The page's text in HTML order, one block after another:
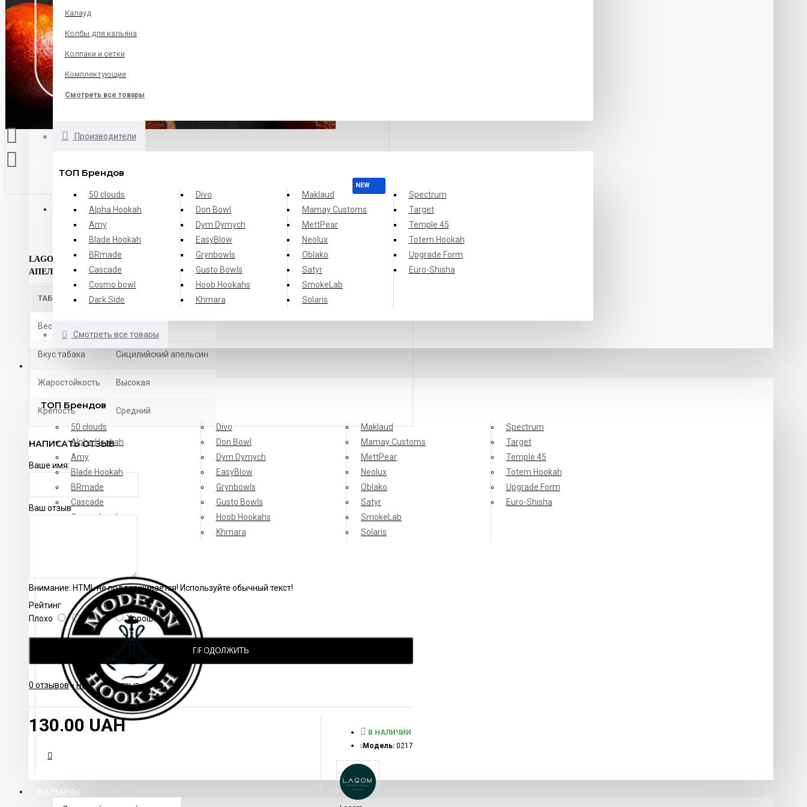
Калауд
Колбы для кальяна
Колпаки и сетки
Комплектующие
Смотреть все товары
Производители
ТОП Брендов
50 clouds
Alpha Hookah
Amy
Blade Hookah
BRmade
Cascade
Cosmo bowl
Dark Side
Divo
Don Bowl
Dym Dymych
EasyBlow
Grynbowls
Gusto Bowls
Hoob Hookahs
Khmara
Maklaud
Mamay Customs
MettPear
Neolux
Oblako
Satyr
SmokeLab
Solaris
Spectrum
Target
Temple 45
Totem Hookah
Upgrade Form
Еuro-Shisha
Смотреть все товары
ТОП Брендов
50 clouds
Alpha Hookah
Amy
Blade Hookah
BRmade
Cascade
Cosmo bowl
Divo
Don Bowl
Dym Dymych
EasyBlow
Grynbowls
Gusto Bowls
Hoob Hookahs
Khmara
Maklaud
Mamay Customs
MettPear
Neolux
Oblako
Satyr
SmokeLab
Solaris
Spectrum
Target
Temple 45
Totem Hookah
Upgrade Form
Еuro-Shisha
КАЛЬЯНЫ
NEW
ОПИСАНИЕ ХАРАКТЕРИСТИКИ ОТЗЫВЫ
LAGOM BLOODY ORANGE -
ВКУС СВЕЖЕВЫЖАТОГО ФРЕША СИЦИЛИЙСКОГО
АПЕЛЬСИНА. ОДИН ИЗ ТОПОВЫХ ВКУСОВ.
ТАБАК
Вес
Вкус табака Сицилийский апельсин
Жаростойкость Высокая
Крепость Средний
НАПИСАТЬ ОТЗЫВ
Ваше имя:
Ваш отзыв
Внимание: HTML не поддерживается! Используйте обычный текст!
Рейтинг
Плохо
Хорошо
ПРОДОЛЖИТЬ
0 отзывов-Написать отзыв
130.00 UAH
В НАЛИЧИИ
Модель: 0217